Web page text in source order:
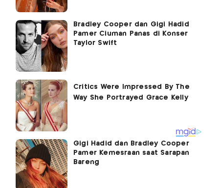
Bradley Cooper dan Gigi Hadid
Pamer Ciuman Panas di Konser
Taylor Swift
Gigi Hadid dan Bradley Cooper
Pamer Kemesraan saat Sarapan
Bareng